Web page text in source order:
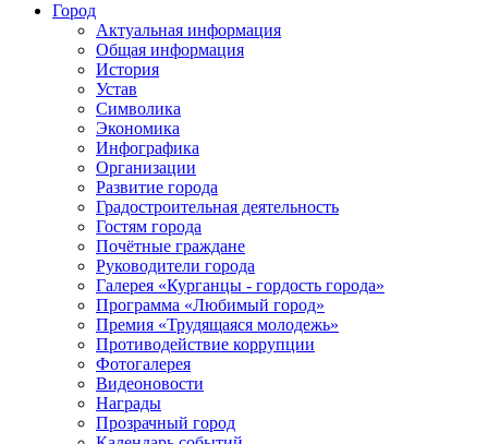
Город
Актуальная информация
Общая информация
История
Устав
Символика
Экономика
Инфографика
Организации
Развитие города
Градостроительная деятельность
Гостям города
Почётные граждане
Руководители города
Галерея «Курганцы - гордость города»
Программа «Любимый город»
Премия «Трудящаяся молодежь»
Противодействие коррупции
Фотогалерея
Видеоновости
Награды
Прозрачный город